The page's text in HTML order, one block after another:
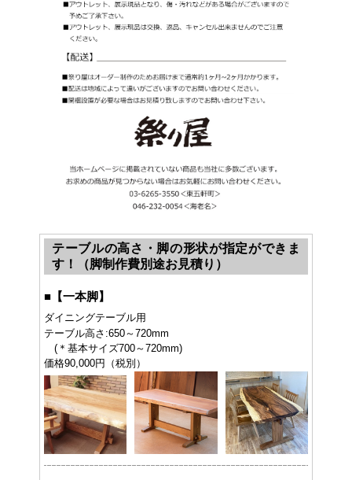
テーブルの高さ・脚の形状が指定ができま
す！（脚制作費別途お見積り）
■ 【一本脚】
ダイニングテーブル用
テーブル高さ:650～720mm
(＊基本サイズ700～720mm)
価格90,000円（税別）